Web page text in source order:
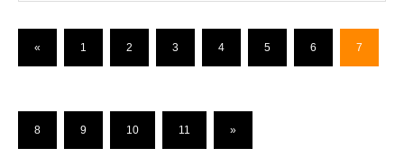
« 1 2 3 4 5 6 7
8 9 10 11 »